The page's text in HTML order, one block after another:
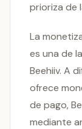
prioriza de
La
es una de
Beehiiv. A
ofrece
de pago,
mediante